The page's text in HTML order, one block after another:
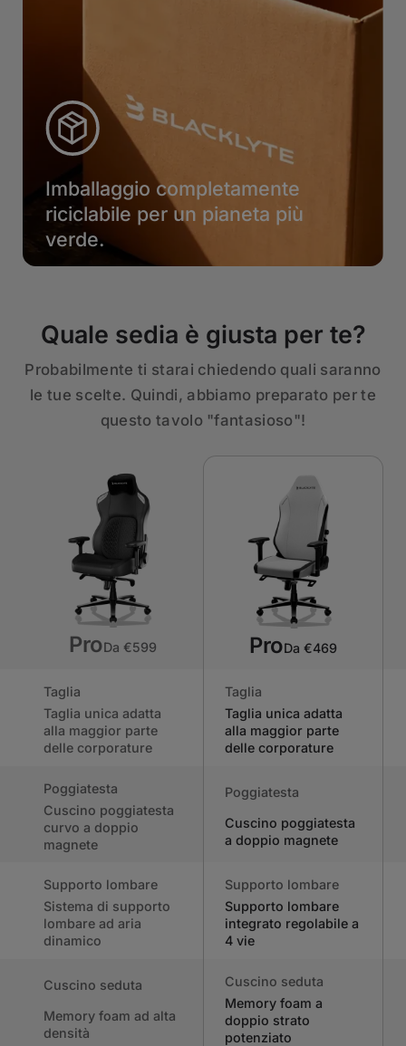
Imballaggio completamente
riciclabile per un pianeta più
verde.
Quale sedia è giusta per te?
Probabilmente ti starai chiedendo quali saranno
le tue scelte. Quindi, abbiamo preparato per te
questo tavolo "fantasioso"!
ProDa €599 ProDa €469
Taglia
Taglia unica adatta
alla maggior parte
delle corporature
Taglia
Taglia unica adatta
alla maggior parte
delle corporature
Poggiatesta
Cuscino poggiatesta
curvo a doppio
magnete
Poggiatesta
Cuscino poggiatesta
a doppio magnete
Supporto lombare
Sistema di supporto
lombare ad aria
dinamico
Supporto lombare
Supporto lombare
integrato regolabile a
4 vie
Cuscino seduta
Memory foam ad alta
densità
Cuscino seduta
Memory foam a
doppio strato
potenziato